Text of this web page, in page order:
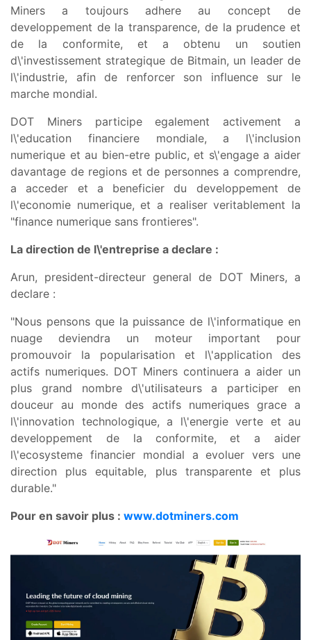
Miners a toujours adhere au concept de
developpement de la transparence, de la prudence et
de la conformite, et a obtenu un soutien
d\'investissement strategique de Bitmain, un leader de
l\'industrie, afin de renforcer son influence sur le
marche mondial.
DOT Miners participe egalement activement a
l\'education financiere mondiale, a l\'inclusion
numerique et au bien-etre public, et s\'engage a aider
davantage de regions et de personnes a comprendre,
a acceder et a beneficier du developpement de
l\'economie numerique, et a realiser veritablement la
"finance numerique sans frontieres".
La direction de l\'entreprise a declare :
Arun, president-directeur general de DOT Miners, a
declare :
"Nous pensons que la puissance de l\'informatique en
nuage deviendra un moteur important pour
promouvoir la popularisation et l\'application des
actifs numeriques. DOT Miners continuera a aider un
plus grand nombre d\'utilisateurs a participer en
douceur au monde des actifs numeriques grace a
l\'innovation technologique, a l\'energie verte et au
developpement de la conformite, et a aider
l\'ecosysteme financier mondial a evoluer vers une
direction plus equitable, plus transparente et plus
durable."
Pour en savoir plus : www.dotminers.com